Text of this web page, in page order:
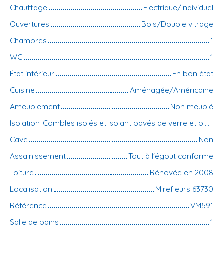
Chauffage
Electrique/Individuel
Ouvertures
Bois/Double vitrage
Chambres
1
WC
1
État intérieur
En bon état
Cuisine
Aménagée/Américaine
Ameublement
Non meublé
Isolation
Combles isolés et isolant pavés de verre et placo plus isolant
Cave
Non
Assainissement
Tout à l'égout conforme
Toiture
Rénovée en 2008
Localisation
Mirefleurs 63730
Référence
VM591
Salle de bains
1